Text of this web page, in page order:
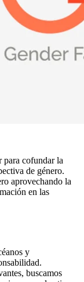
para cofundar la
de género.
aprovechando la
en las
y
buscamos